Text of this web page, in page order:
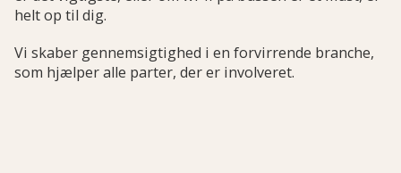
helt op til dig.
Vi skaber gennemsigtighed i en forvirrende branche,
som hjælper alle parter, der er involveret.